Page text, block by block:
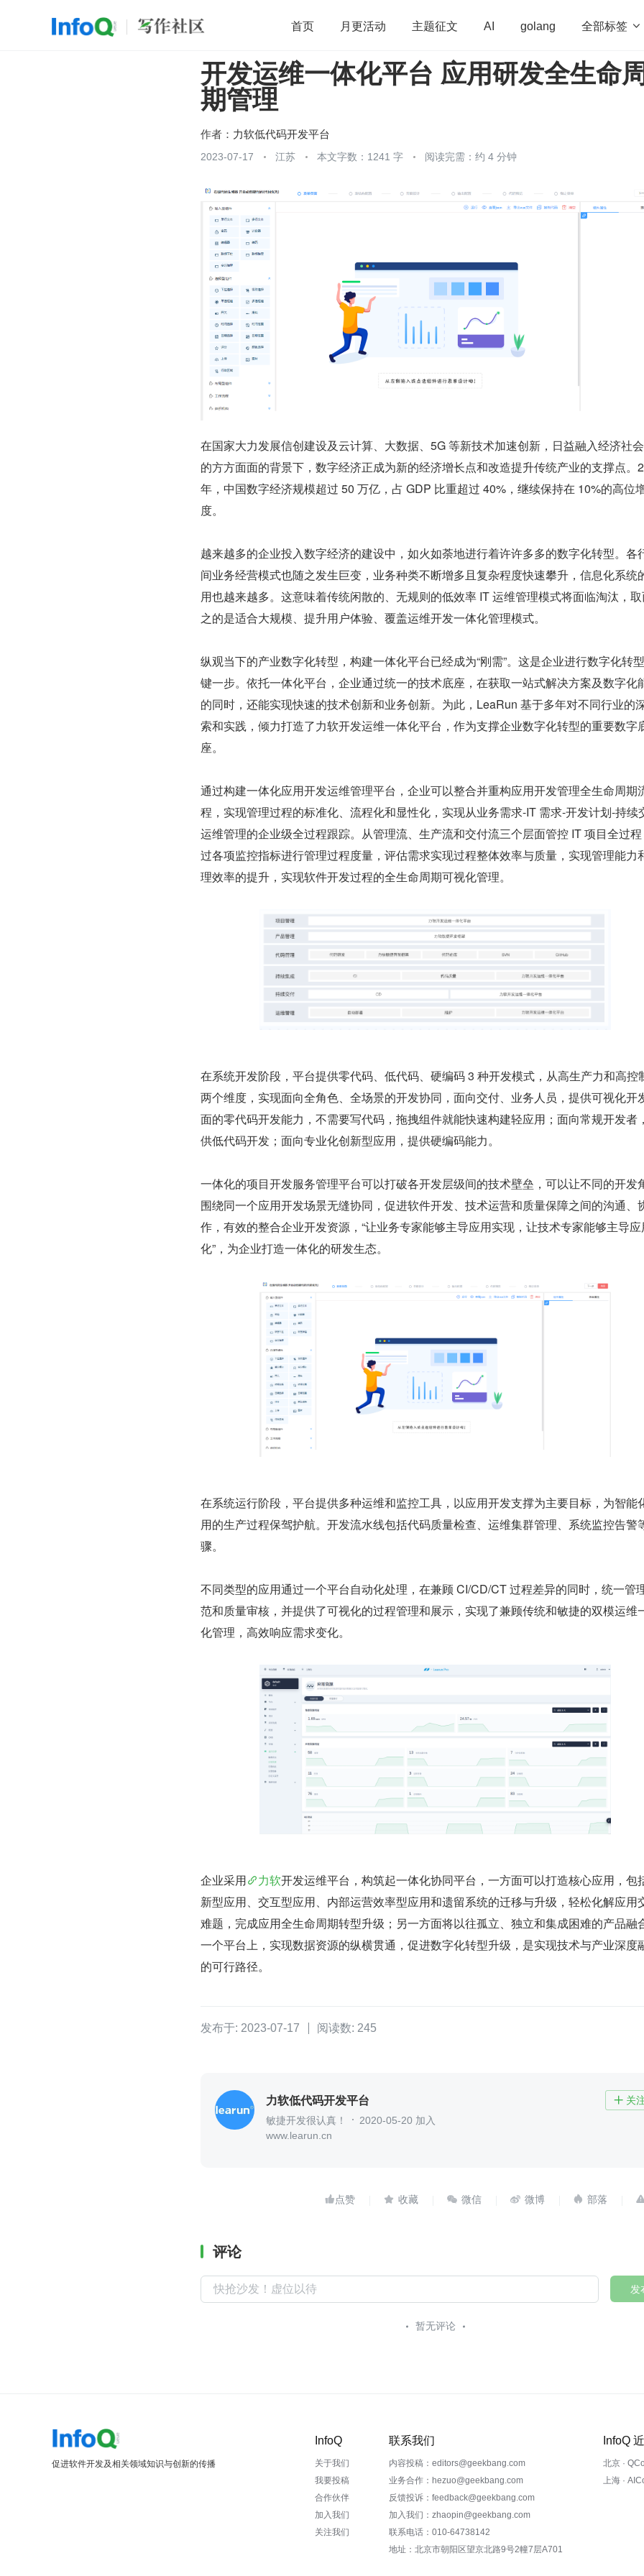
首页 月更活动 主题征文 AI golang 全部标签 
开源 架构 OpenHarmony 算法 学习方法 Web3.0 高
团队管理
开发运维一体化平台 应用研发全生命周
期管理
作者： 力软低代码开发平台
2023-07-17 江苏 本文字数：1241 字 阅读完需：约 4 分钟
在国家大力发展信创建设及云计算、大数据、5G 等新技术加速创新，日益融入经济社
的方方面面的背景下，数字经济正成为新的经济增长点和改造提升传统产业的支撑点。
年，中国数字经济规模超过 50 万亿，占 GDP 比重超过 40%，继续保持在 10%的高位
度。
越来越多的企业投入数字经济的建设中，如火如荼地进行着许许多多的数字化转型。各
间业务经营模式也随之发生巨变，业务种类不断增多且复杂程度快速攀升，信息化系统
用也越来越多。这意味着传统闲散的、无规则的低效率 IT 运维管理模式将面临淘汰，
之的是适合大规模、提升用户体验、覆盖运维开发一体化管理模式。
纵观当下的产业数字化转型，构建一体化平台已经成为“刚需”。这是企业进行数字化转
键一步。依托一体化平台，企业通过统一的技术底座，在获取一站式解决方案及数字化
的同时，还能实现快速的技术创新和业务创新。为此，LeaRun 基于多年对不同行业的
索和实践，倾力打造了力软开发运维一体化平台，作为支撑企业数字化转型的重要数字
座。
通过构建一体化应用开发运维管理平台，企业可以整合并重构应用开发管理全生命周期
程，实现管理过程的标准化、流程化和显性化，实现从业务需求-IT 需求-开发计划-持续
运维管理的企业级全过程跟踪。从管理流、生产流和交付流三个层面管控 IT 项目全过程
过各项监控指标进行管理过程度量，评估需求实现过程整体效率与质量，实现管理能力
理效率的提升，实现软件开发过程的全生命周期可视化管理。
在系统开发阶段，平台提供零代码、低代码、硬编码 3 种开发模式，从高生产力和高控
两个维度，实现面向全角色、全场景的开发协同，面向交付、业务人员，提供可视化开
面的零代码开发能力，不需要写代码，拖拽组件就能快速构建轻应用；面向常规开发者
供低代码开发；面向专业化创新型应用，提供硬编码能力。
一体化的项目开发服务管理平台可以打破各开发层级间的技术壁垒，可以让不同的开发
围绕同一个应用开发场景无缝协同，促进软件开发、技术运营和质量保障之间的沟通、
作，有效的整合企业开发资源，“让业务专家能够主导应用实现，让技术专家能够主导应
化”，为企业打造一体化的研发生态。
在系统运行阶段，平台提供多种运维和监控工具，以应用开发支撑为主要目标，为智能
用的生产过程保驾护航。开发流水线包括代码质量检查、运维集群管理、系统监控告警
骤。
不同类型的应用通过一个平台自动化处理，在兼顾 CI/CD/CT 过程差异的同时，统一管
范和质量审核，并提供了可视化的过程管理和展示，实现了兼顾传统和敏捷的双模运维
化管理，高效响应需求变化。
企业采用 力软开发运维平台，构筑起一体化协同平台，一方面可以打造核心应用，包
新型应用、交互型应用、内部运营效率型应用和遗留系统的迁移与升级，轻松化解应用
难题，完成应用全生命周期转型升级；另一方面将以往孤立、独立和集成困难的产品融
一个平台上，实现数据资源的纵横贯通，促进数字化转型升级，是实现技术与产业深度
的可行路径。
发布于: 2023-07-17 阅读数: 245
力软低代码开发平台  关
敏捷开发很认真！
2020-05-20 加入
www.learun.cn
    
评论
发
暂无评论
促进软件开发及相关领域知识与创新的传播
InfoQ
关于我们
我要投稿
合作伙伴
加入我们
关注我们
联系我们
内容投稿：editors@geekbang.com
业务合作：hezuo@geekbang.com
反馈投诉：feedback@geekbang.com
加入我们：zhaopin@geekbang.com
联系电话：010-64738142
地址：北京市朝阳区望京北路9号2幢7层A701
InfoQ
北京 ·
上海 ·